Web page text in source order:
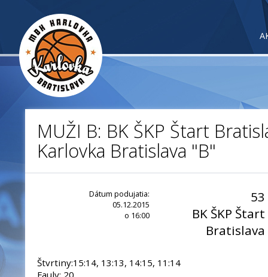
MUŽI B: BK ŠKP Štart
Karlovka Bratislava "B"
Dátum podujatia:
05.12.2015
o 16:00
53
BK ŠKP Štart
Bratislava
Štvrtiny:15:14, 13:13, 14:15, 11:14
Fauly: 20